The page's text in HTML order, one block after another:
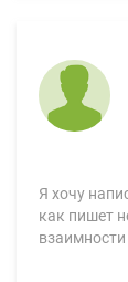
Я хочу
как пишет